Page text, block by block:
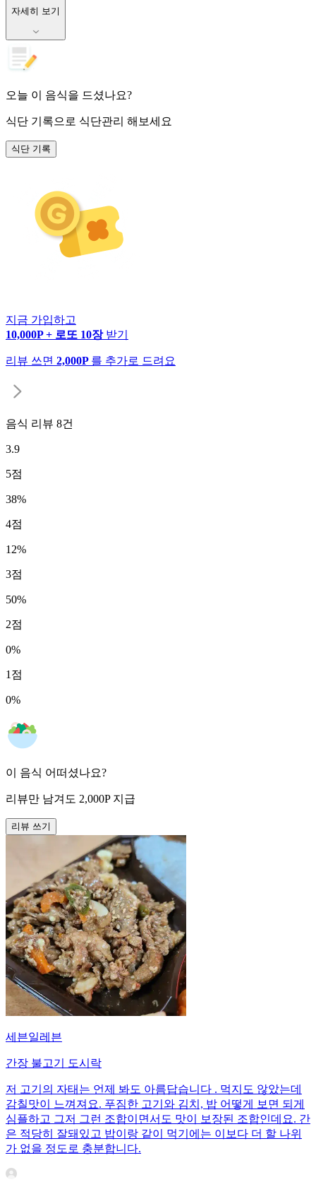
자세히 보기
오늘 이 음식을 드셨나요?
식단 기록으로 식단관리 해보세요
식단 기록
지금 가입하고
10,000P + 로또 10장 받기
리뷰 쓰면 2,000P 를 추가로 드려요
음식 리뷰 8건
3.9
5점
38%
4점
12%
3점
50%
2점
0%
1 점
0%
이 음식 어떠셨나요?
리뷰만 남겨도 2,000P 지급
리뷰 쓰기
세븐일레븐
간장 불고기 도시락
저 고기의 자태는 언제 봐도 아름답습니다 . 먹지도 않았는데
감칠맛이 느껴져요. 푸짐한 고기와 김치, 밥 어떻게 보면 되게
심플하고 그저 그런 조합이면서도 맛이 보장된 조합인데요. 간
은 적당히 잘돼있고 밥이랑 같이 먹기에는 이보다 더 할 나위
가 없을 정도로 충분합니다.